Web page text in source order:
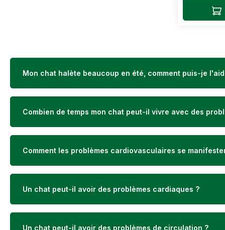
supérieure
pour les
végétales
idéal pour
digestif est
souffrir de
complément
intestinal
Mon chat halète beaucoup en été, comment puis-je
Combien de temps mon chat peut-il vivre avec des
Comment les problèmes cardiovasculaires se
Un chat peut-il avoir des problèmes cardiaques ?
Un chat peut-il avoir des problèmes de circulation ?